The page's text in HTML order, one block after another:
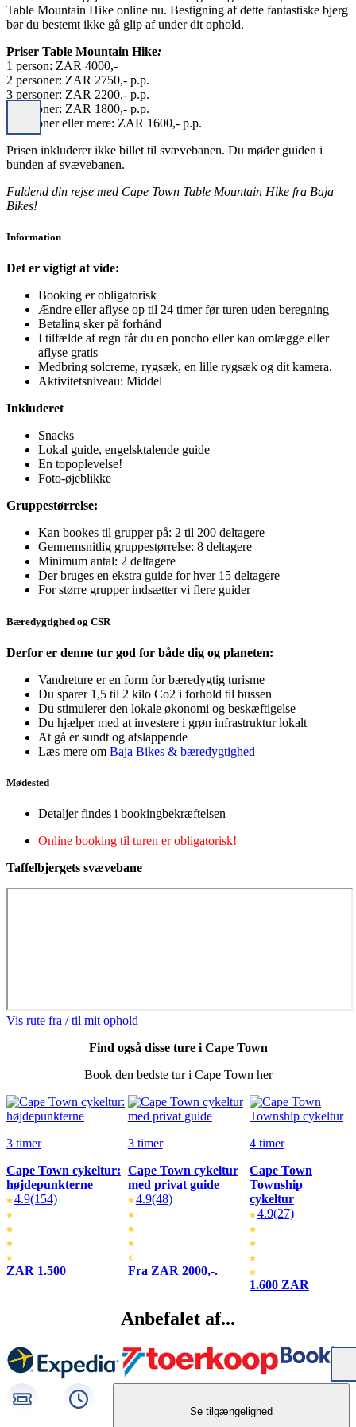
Table Mountain Hike online nu. Bestigning af dette fantastiske bjerg
bør du bestemt ikke gå glip af under dit ophold.
Priser Table Mountain Hike:
1 person: ZAR 4000,-
2 personer: ZAR 2750,- p.p.
3 personer: ZAR 2200,- p.p.
4 personer: ZAR 1800,- p.p.
5 personer eller mere: ZAR 1600,- p.p.
Prisen inkluderer ikke billet til svævebanen. Du møder guiden i
bunden af svævebanen.
Fuldend din rejse med Cape Town Table Mountain Hike fra Baja
Bikes!
Information
Det er vigtigt at vide:
Booking er obligatorisk
Ændre eller aflyse op til 24 timer før turen uden beregning
Betaling sker på forhånd
I tilfælde af regn får du en poncho eller kan omlægge eller
aflyse gratis
Medbring solcreme, rygsæk, en lille rygsæk og dit kamera.
Aktivitetsniveau: Middel
Inkluderet
Snacks
Lokal guide, engelsktalende guide
En topoplevelse!
Foto-øjeblikke
Gruppestørrelse:
Kan bookes til grupper på: 2 til 200 deltagere
Gennemsnitlig gruppestørrelse: 8 deltagere
Minimum antal: 2 deltagere
Der bruges en ekstra guide for hver 15 deltagere
For større grupper indsætter vi flere guider
Bæredygtighed og CSR
Derfor er denne tur god for både dig og planeten:
Vandreture er en form for bæredygtig turisme
Du sparer 1,5 til 2 kilo Co2 i forhold til bussen
Du stimulerer den lokale økonomi og beskæftigelse
Du hjælper med at investere i grøn infrastruktur lokalt
At gå er sundt og afslappende
Læs mere om Baja Bikes & bæredygtighed
Mødested
Detaljer findes i bookingbekræftelsen
Online booking til turen er obligatorisk!
Taffelbjergets svævebane
Vis rute fra / til mit ophold
Find også disse ture i Cape Town
Book den bedste tur i Cape Town her
3 timer
Cape Town cykeltur:
højdepunkterne
4.9(154)
ZAR 1.500
3 timer
Cape Town cykeltur
med privat guide
4.9(48)
Fra ZAR 2000,-.
4 timer
Cape Town
Township
cykeltur
4.9(27)
1.600 ZAR
Anbefalet af...
Se tilgængelighed